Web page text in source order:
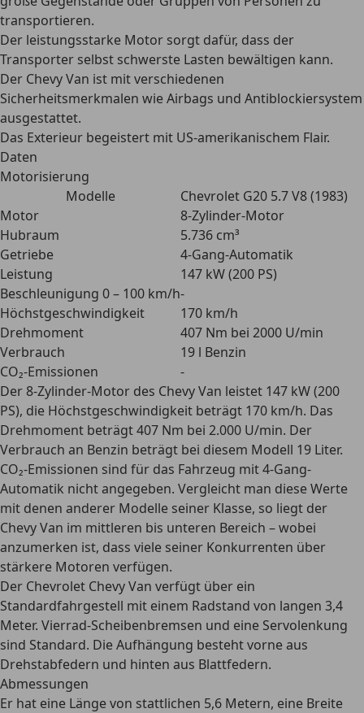
transportieren.
Der leistungsstarke Motor sorgt dafür, dass der
Transporter selbst schwerste Lasten bewältigen kann.
Der Chevy Van ist mit verschiedenen
Sicherheitsmerkmalen wie Airbags und Antiblockiersystem
ausgestattet.
Das Exterieur begeistert mit US-amerikanischem Flair.
Daten
Motorisierung
Modelle
Chevrolet G20 5.7 V8 (1983)
Motor
8-Zylinder-Motor
Hubraum
5.736 cm³
Getriebe
4-Gang-Automatik
Leistung
147 kW (200 PS)
Beschleunigung 0 – 100 km/h-
Höchstgeschwindigkeit
170 km/h
Drehmoment
407 Nm bei 2000 U/min
Verbrauch
19 l Benzin
CO₂-Emissionen
-
Der 8-Zylinder-Motor des Chevy Van leistet 147 kW (200
PS), die Höchstgeschwindigkeit beträgt 170 km/h. Das
Drehmoment beträgt 407 Nm bei 2.000 U/min. Der
Verbrauch an Benzin beträgt bei diesem Modell 19 Liter.
CO₂-Emissionen sind für das Fahrzeug mit 4-Gang-
Automatik nicht angegeben. Vergleicht man diese Werte
mit denen anderer Modelle seiner Klasse, so liegt der
Chevy Van im mittleren bis unteren Bereich – wobei
anzumerken ist, dass viele seiner Konkurrenten über
stärkere Motoren verfügen.
Der Chevrolet Chevy Van verfügt über ein
Standardfahrgestell mit einem Radstand von langen 3,4
Meter. Vierrad-Scheibenbremsen und eine Servolenkung
sind Standard. Die Aufhängung besteht vorne aus
Drehstabfedern und hinten aus Blattfedern.
Abmessungen
Er hat eine Länge von stattlichen 5,6 Metern, eine Breite